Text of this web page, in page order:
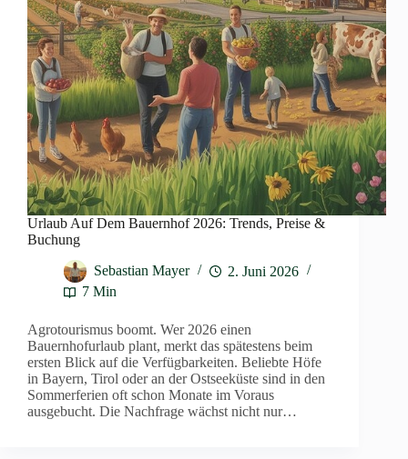
Urlaub Auf Dem Bauernhof 2026: Trends, Preise &
Buchung
Sebastian Mayer
2. Juni 2026
7 Min
Agrotourismus boomt. Wer 2026 einen
Bauernhofurlaub plant, merkt das spätestens beim
ersten Blick auf die Verfügbarkeiten. Beliebte Höfe
in Bayern, Tirol oder an der Ostseeküste sind in den
Sommerferien oft schon Monate im Voraus
ausgebucht. Die Nachfrage wächst nicht nur…